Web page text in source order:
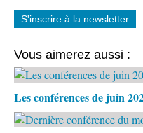
S'inscrire à la newsletter
Vous aimerez aussi :
Les conférences de juin